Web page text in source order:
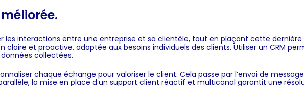
les interactions entre une entreprise et sa clientèle, tout en plaçant cette
et proactive, adaptée aux besoins individuels des clients. Utiliser un CRM
collectées.
chaque échange pour valoriser le client. Cela passe par l’envoi de
la mise en place d’un support client réactif et multicanal garantit une